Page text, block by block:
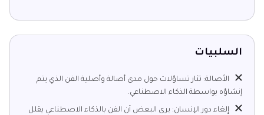
السلبيات
الأصالة: تثار تساؤلات حول مدى أصالة وأصلية الفن الذي يتم
إنشاؤه بواسطة الذكاء الاصطناعي.
إلغاء دور الإنسان: يرى البعض أن الفن بالذكاء الاصطناعي يقلل